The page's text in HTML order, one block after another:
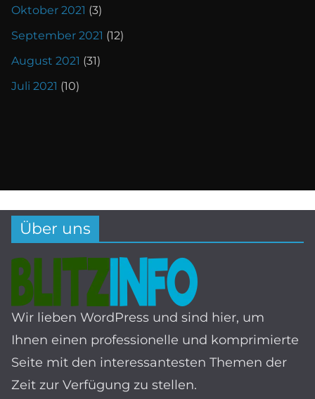
Oktober 2021 (3)
September 2021 (12)
August 2021 (31)
Juli 2021 (10)
Über uns
Wir lieben WordPress und sind hier, um
Ihnen einen professionelle und komprimierte
Seite mit den interessantesten Themen der
Zeit zur Verfügung zu stellen.